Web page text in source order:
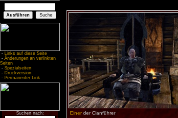
- Links auf diese Seite
- Änderungen an verlinkten
Seiten
- Spezialseiten
- Druckversion
- Permanenter Link
Suchen nach: Einerder Clanführer